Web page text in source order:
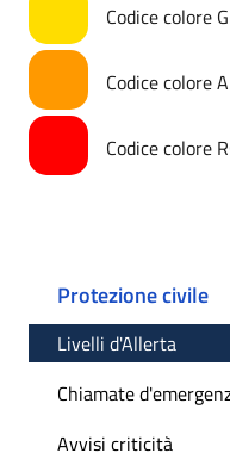
Codice colore
Codice colore
Codice colore
Protezione civile
Livelli d'Allerta
Chiamate
Avvisi criticità